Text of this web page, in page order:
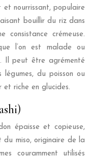
nourrissant, populaire
bouillir du riz dans
consistance crémeuse.
l’on est malade ou
Il peut être agrémenté
du poisson ou
riche en glucides.
épaisse et copieuse,
du miso, originaire de la
couramment utilisés